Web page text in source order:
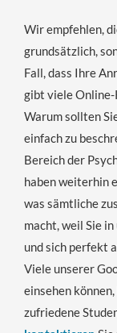
Wir empfehlen,
grundsätzlich,
Fall, dass Ihre
gibt viele Online-
Warum sollten
einfach zu
Bereich der
haben weiterhin
was sämtliche
macht, weil Sie
und sich perfekt
Viele unserer
einsehen
zufriedene